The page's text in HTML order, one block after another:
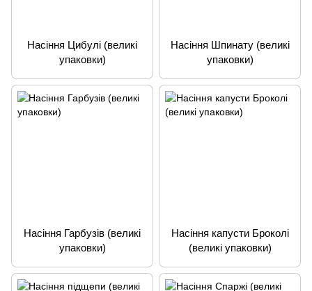
Насіння Цибулі (великі
упаковки)
Насіння Шпинату (великі
упаковки)
Насіння Гарбузів (великі
упаковки)
Насіння капусти Броколі
(великі упаковки)